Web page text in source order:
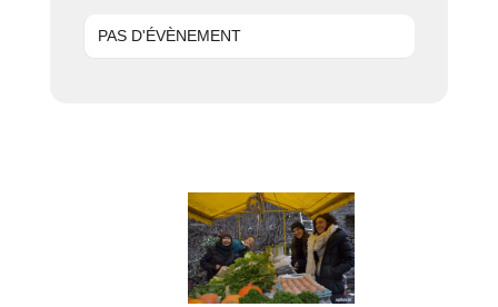
PAS D'ÉVÈNEMENT